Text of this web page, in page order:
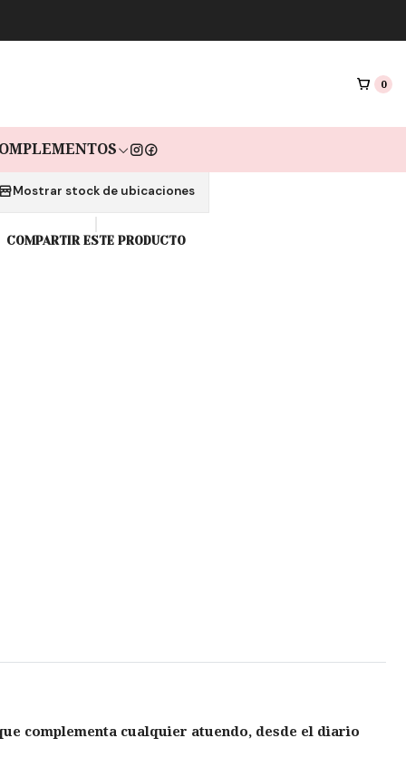
0
GAIA GOLD BLUR
de $9.633 sin interés con Mercado pago🔥
Mostrar stock de ubicaciones
COMPARTIR ESTE PRODUCTO
complementa cualquier atuendo, desde el diario